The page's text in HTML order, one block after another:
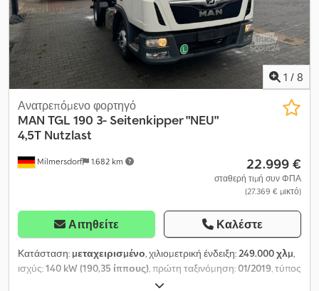
19%
1 / 8
Milmersdorf 1.682 km
Ανατρεπόμενο φορτηγό
MAN TGL 190 3- Seitenkipper "NEU"
4,5T Nutzlast
22.999 €
σταθερή τιμή συν ΦΠΑ
(27.369 € μικτό)
Αιτηθείτε Καλέστε
Κατάσταση: μεταχειρισμένο, χιλιομετρική ένδειξη:249.000 χλμ,
ισχύς:140 kW (190,35 ίππους), πρώτη ταξινόμηση:01/2019, τύπος
, συνολικό βάρος: